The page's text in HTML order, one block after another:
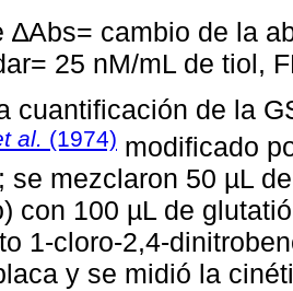
∆Abs= cambio de la
25 nM/mL de tiol,
cuantificación de la
al. (1974) modificado
se mezclaron 50 µL
con 100 µL de
1-cloro-2,4-
y se midió la